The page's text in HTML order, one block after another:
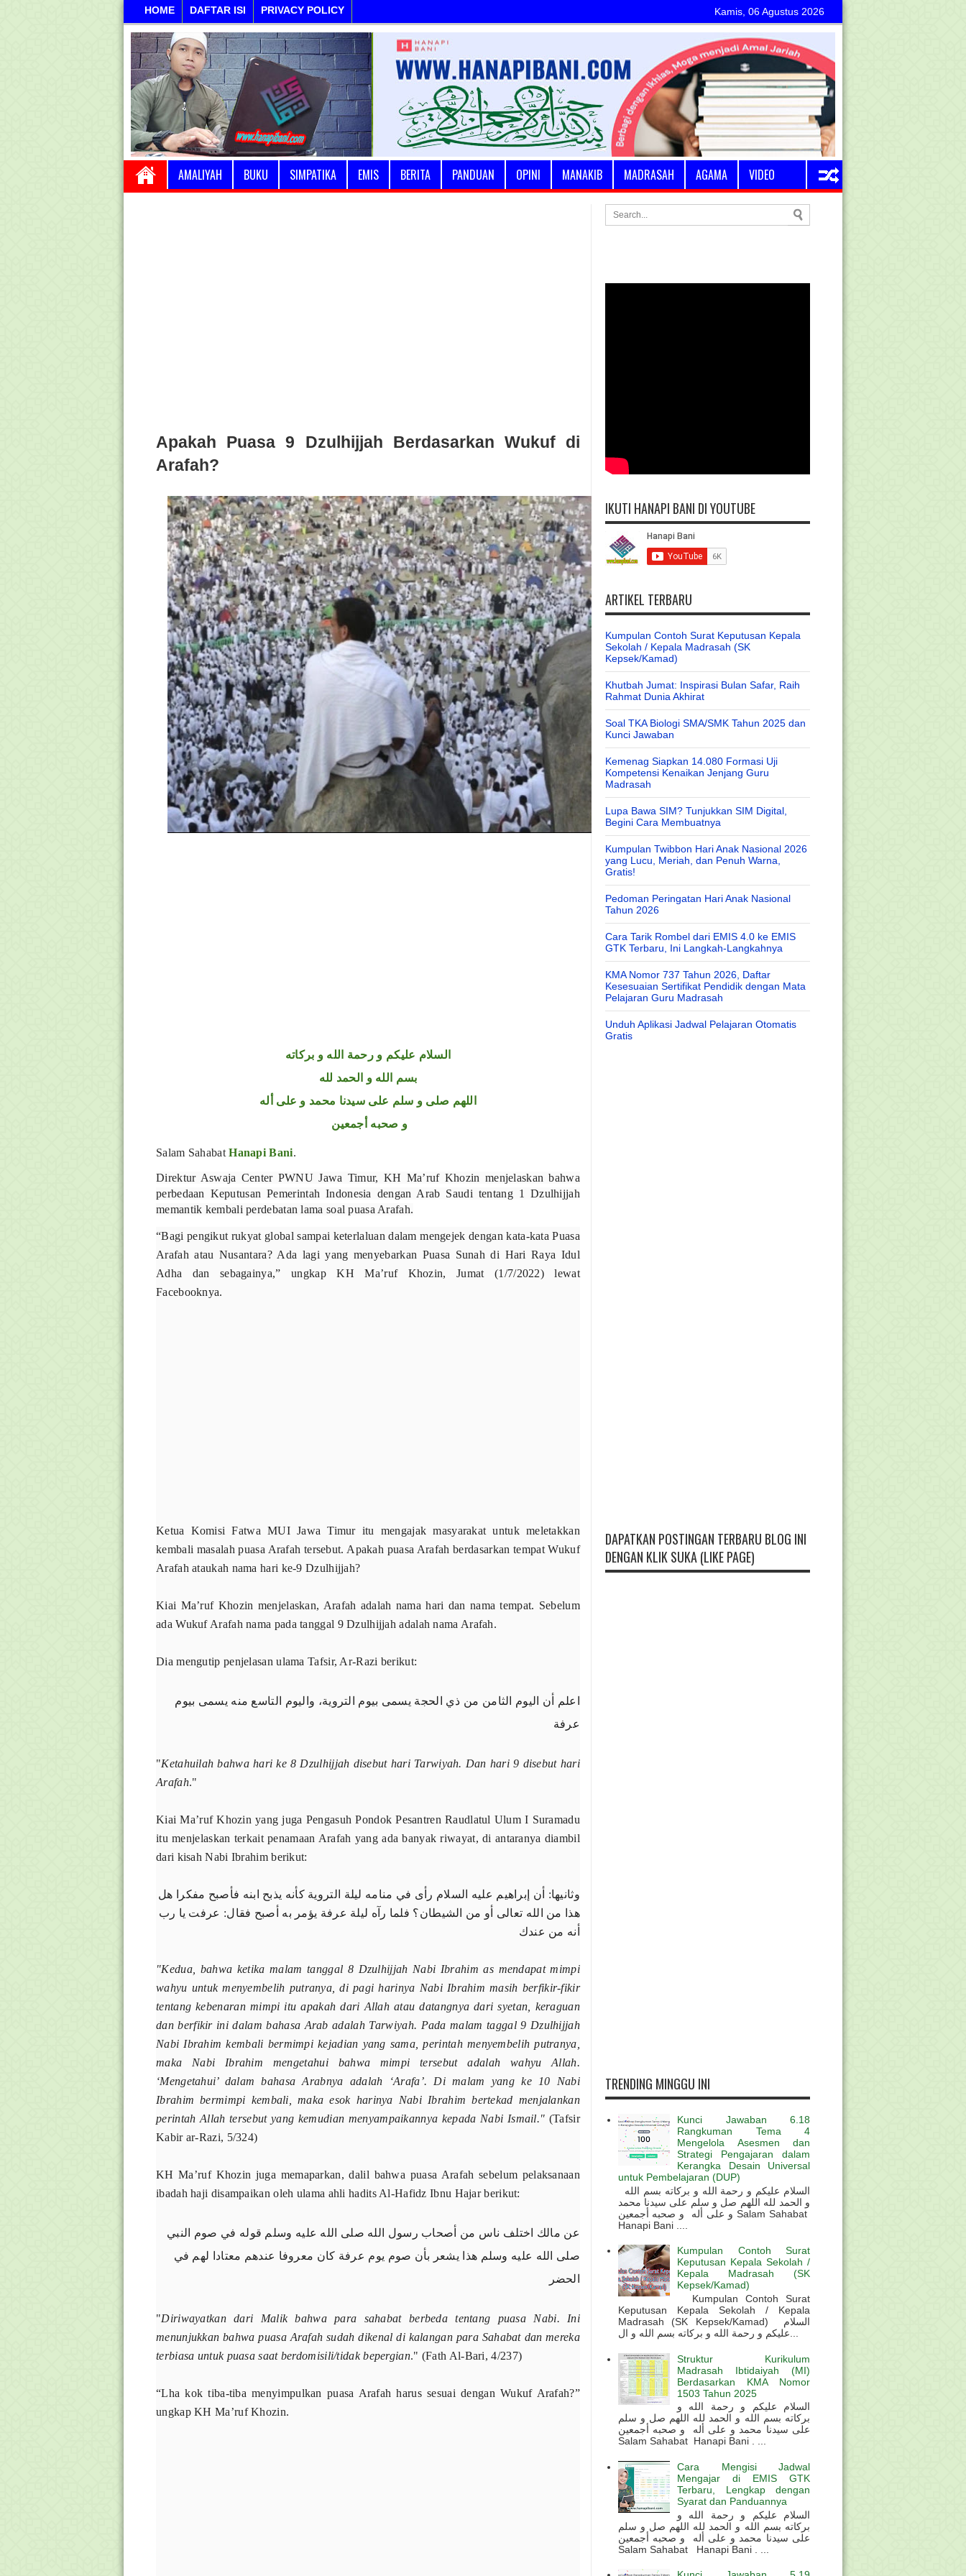
HOME DAFTAR ISI PRIVACY POLICY Kamis, 06 Agustus 2026
AMALIYAH BUKU SIMPATIKA EMIS BERITA PANDUAN OPINI MANAKIB MADRASAH AGAMA VIDEO
Apakah Puasa 9 Dzulhijjah Berdasarkan Wukuf di
Arafah?
السلام عليكم و رحمة الله و بركاته
بسم الله و الحمد لله
اللهم صلى و سلم على سيدنا محمد و على أله
و صحبه أجمعين
Salam SahabatHanapi Bani.
Direktur Aswaja Center PWNU Jawa Timur, KH Ma’ruf Khozin menjelaskan bahwa
perbedaan Keputusan Pemerintah Indonesia dengan Arab Saudi tentang 1 Dzulhijjah
memantik kembali perdebatan lama soal puasa Arafah.
“Bagi pengikut rukyat global sampai keterlaluan dalam mengejek dengan kata-kata Puasa
Arafah atau Nusantara? Ada lagi yang menyebarkan Puasa Sunah di Hari Raya Idul
Adha dan sebagainya,” ungkap KH Ma’ruf Khozin, Jumat (1/7/2022) lewat
Facebooknya.
Ketua Komisi Fatwa MUI Jawa Timur itu mengajak masyarakat untuk meletakkan
kembali masalah puasa Arafah tersebut. Apakah puasa Arafah berdasarkan tempat Wukuf
Arafah ataukah nama hari ke-9 Dzulhijjah?
Kiai Ma’ruf Khozin menjelaskan, Arafah adalah nama hari dan nama tempat. Sebelum
ada Wukuf Arafah nama pada tanggal 9 Dzulhijjah adalah nama Arafah.
Dia mengutip penjelasan ulama Tafsir, Ar-Razi berikut:
اﻋﻠﻢ ﺃﻥ اﻟﻴﻮﻡ اﻟﺜﺎﻣﻦ ﻣﻦ ﺫﻱ اﻟﺤﺠﺔ ﻳﺴﻤﻰ ﺑﻴﻮﻡ اﻟﺘﺮﻭﻳﺔ، ﻭاﻟﻴﻮﻡ اﻟﺘﺎﺳﻊ ﻣﻨﻪ ﻳﺴﻤﻰ ﺑﻴﻮﻡ
ﻋﺮﻓﺔ
"Ketahuilah bahwa hari ke 8 Dzulhijjah disebut hari Tarwiyah. Dan hari 9 disebut hari
Arafah."
Kiai Ma’ruf Khozin yang juga Pengasuh Pondok Pesantren Raudlatul Ulum I Suramadu
itu menjelaskan terkait penamaan Arafah yang ada banyak riwayat, di antaranya diambil
dari kisah Nabi Ibrahim berikut:
ﻭﺛﺎﻧﻴﻬﺎ: ﺃﻥ ﺇﺑﺮاﻫﻴﻢ ﻋﻠﻴﻪ اﻟﺴﻼﻡ ﺭﺃﻯ ﻓﻲ ﻣﻨﺎﻣﻪ ﻟﻴﻠﺔ اﻟﺘﺮﻭﻳﺔ ﻛﺄﻧﻪ ﻳﺬﺑﺢ اﺑﻨﻪ ﻓﺄﺻﺒﺢ ﻣﻔﻜﺮا ﻫﻞ
ﻫﺬا ﻣﻦ اﻟﻠﻪ ﺗﻌﺎﻟﻰ ﺃﻭ ﻣﻦ اﻟﺸﻴﻄﺎﻥ؟ ﻓﻠﻤﺎ ﺭﺁﻩ ﻟﻴﻠﺔ ﻋﺮﻓﺔ ﻳﺆﻣﺮ ﺑﻪ ﺃﺻﺒﺢ ﻓﻘﺎﻝ: ﻋﺮﻓﺖ ﻳﺎ ﺭﺏ
ﺃﻧﻪ ﻣﻦ ﻋﻨﺪﻙ
"Kedua, bahwa ketika malam tanggal 8 Dzulhijjah Nabi Ibrahim as mendapat mimpi
wahyu untuk menyembelih putranya, di pagi harinya Nabi Ibrahim masih berfikir-fikir
tentang kebenaran mimpi itu apakah dari Allah atau datangnya dari syetan, keraguan
dan berfikir ini dalam bahasa Arab adalah Tarwiyah. Pada malam taggal 9 Dzulhijjah
Nabi Ibrahim kembali bermimpi kejadian yang sama, perintah menyembelih putranya,
maka Nabi Ibrahim mengetahui bahwa mimpi tersebut adalah wahyu Allah.
‘Mengetahui’ dalam bahasa Arabnya adalah ‘Arafa’. Di malam yang ke 10 Nabi
Ibrahim bermimpi kembali, maka esok harinya Nabi Ibrahim bertekad menjalankan
perintah Allah tersebut yang kemudian menyampaikannya kepada Nabi Ismail." (Tafsir
Kabir ar-Razi, 5/324)
KH Ma’ruf Khozin juga memaparkan, dalil bahwa puasa Arafah sebelum pelaksanaan
ibadah haji disampaikan oleh ulama ahli hadits Al-Hafidz Ibnu Hajar berikut:
ﻋﻦ ﻣﺎﻟﻚ اﺧﺘﻠﻒ ﻧﺎﺱ ﻣﻦ ﺃﺻﺤﺎﺏ ﺭﺳﻮﻝ اﻟﻠﻪ ﺻﻠﻰ اﻟﻠﻪ ﻋﻠﻴﻪ ﻭﺳﻠﻢ ﻗﻮﻟﻪ ﻓﻲ ﺻﻮﻡ اﻟﻨﺒﻲ
ﺻﻠﻰ اﻟﻠﻪ ﻋﻠﻴﻪ ﻭﺳﻠﻢ ﻫﺬا ﻳﺸﻌﺮ ﺑﺄﻥ ﺻﻮﻡ ﻳﻮﻡ ﻋﺮﻓﺔ ﻛﺎﻥ ﻣﻌﺮﻭﻓﺎ ﻋﻨﺪﻫﻢ ﻣﻌﺘﺎﺩا ﻟﻬﻢ ﻓﻲ
اﻟﺤﻀﺮ
"Diriwayatkan dari Malik bahwa para sahabat berbeda tentang puasa Nabi. Ini
menunjukkan bahwa puasa Arafah sudah dikenal di kalangan para Sahabat dan mereka
terbiasa untuk puasa saat berdomisili/tidak bepergian." (Fath Al-Bari, 4/237)
“Lha kok tiba-tiba menyimpulkan puasa Arafah harus sesuai dengan Wukuf Arafah?”
ungkap KH Ma’ruf Khozin.
IKUTI HANAPI BANI DI YOUTUBE
ARTIKEL TERBARU
Kumpulan Contoh Surat Keputusan Kepala
Sekolah / Kepala Madrasah (SK
Kepsek/Kamad)
Khutbah Jumat: Inspirasi Bulan Safar, Raih
Rahmat Dunia Akhirat
Soal TKA Biologi SMA/SMK Tahun 2025 dan
Kunci Jawaban
Kemenag Siapkan 14.080 Formasi Uji
Kompetensi Kenaikan Jenjang Guru
Madrasah
Lupa Bawa SIM? Tunjukkan SIM Digital,
Begini Cara Membuatnya
Kumpulan Twibbon Hari Anak Nasional 2026
yang Lucu, Meriah, dan Penuh Warna,
Gratis!
Pedoman Peringatan Hari Anak Nasional
Tahun 2026
Cara Tarik Rombel dari EMIS 4.0 ke EMIS
GTK Terbaru, Ini Langkah-Langkahnya
KMA Nomor 737 Tahun 2026, Daftar
Kesesuaian Sertifikat Pendidik dengan Mata
Pelajaran Guru Madrasah
Unduh Aplikasi Jadwal Pelajaran Otomatis
Gratis
DAPATKAN POSTINGAN TERBARU BLOG INI
DENGAN KLIK SUKA (LIKE PAGE)
TRENDING MINGGU INI
Kunci Jawaban 6.18
Rangkuman Tema 4
Mengelola Asesmen dan
Strategi Pengajaran dalam
Kerangka Desain Universal
untuk Pembelajaran (DUP)
و الحمد لله اللهم صل و سلم على سيدنا محمد
و على أله و صحبه أجمعين Salam Sahabat
Hanapi Bani ....
Kumpulan Contoh Surat
Keputusan Kepala Sekolah /
Kepala Madrasah (SK
Kepsek/Kamad)
Kumpulan Contoh Surat
Keputusan Kepala Sekolah / Kepala
Madrasah (SK Kepsek/Kamad) السلام
Struktur Kurikulum
Madrasah Ibtidaiyah (MI)
Berdasarkan KMA Nomor
1503 Tahun 2025
السلام عليكم و رحمة الله و
بركاته بسم الله و الحمد لله اللهم صل و سلم
على سيدنا محمد و على أله و صحبه أجمعين
Salam Sahabat Hanapi Bani . ...
Cara Mengisi Jadwal
Mengajar di EMIS GTK
Terbaru, Lengkap dengan
Syarat dan Panduannya
السلام عليكم و رحمة الله و
بركاته بسم الله و الحمد لله اللهم صل و سلم
على سيدنا محمد و على أله و صحبه أجمعين
Salam Sahabat Hanapi Bani . ...